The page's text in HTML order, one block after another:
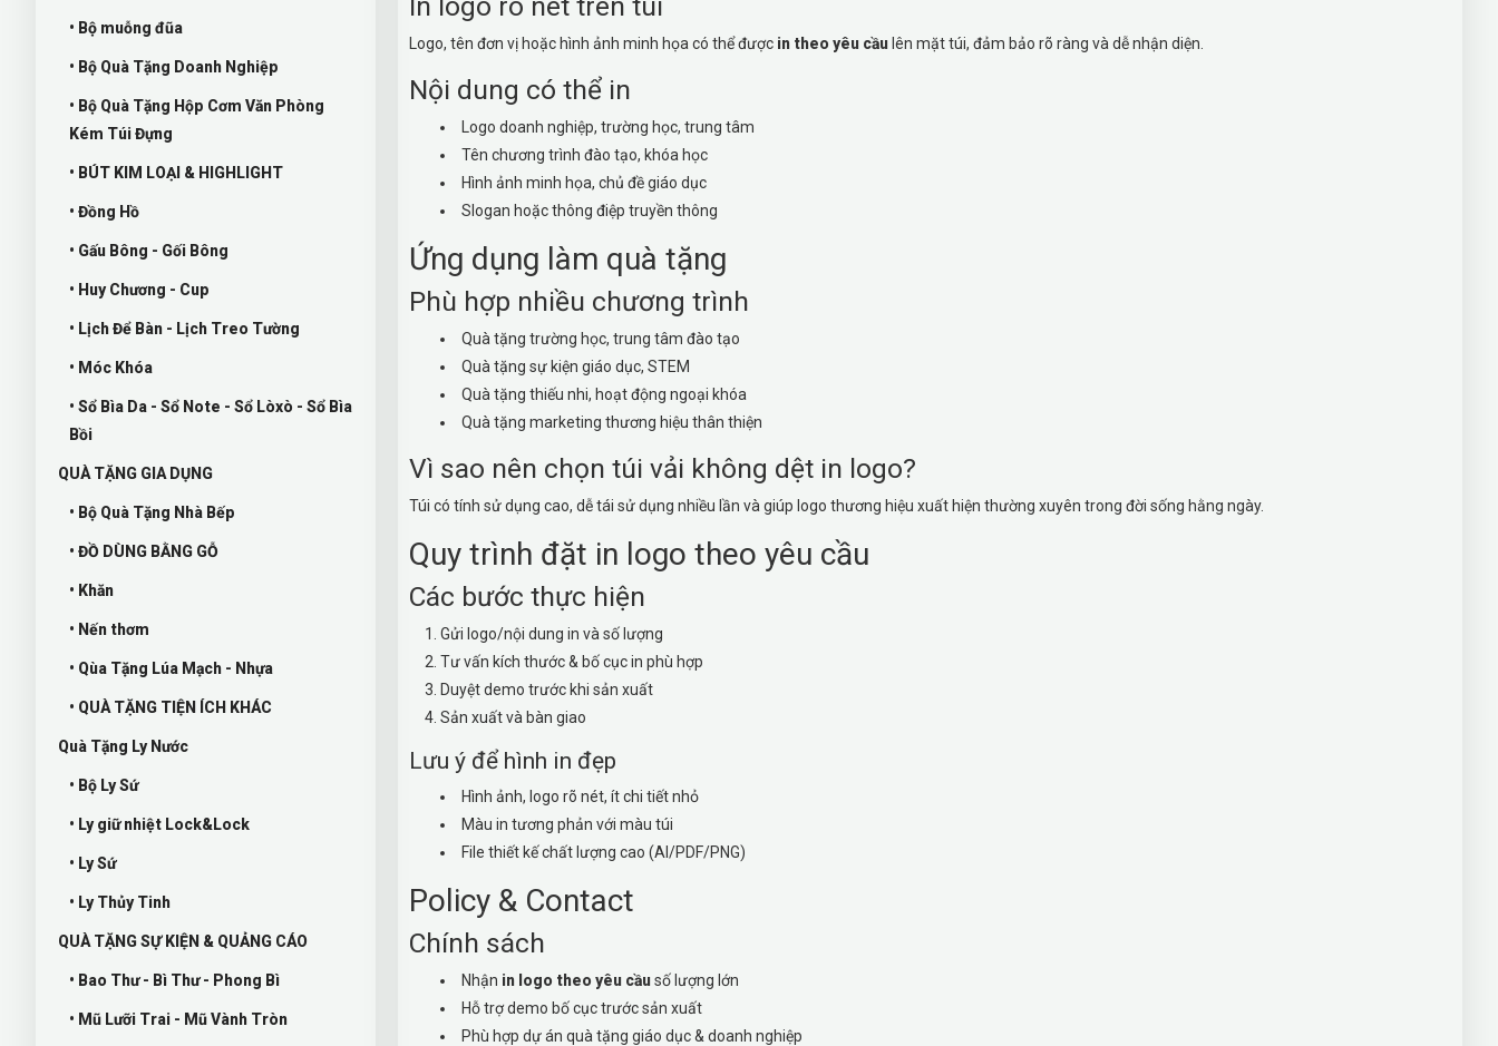
• Bộ muỗng đũa
• Bộ Quà Tặng Doanh Nghiệp
• Bộ Quà Tặng Hộp Cơm Văn Phòng
Kém Túi Đựng
• BÚT KIM LOẠI & HIGHLIGHT
• Đồng Hồ
• Gấu Bông - Gối Bông
• Huy Chương - Cup
• Lịch Để Bàn - Lịch Treo Tường
• Móc Khóa
• Sổ Bìa Da - Sổ Note - Sổ Lòxò - Sổ Bìa
Bồi
QUÀ TẶNG GIA DỤNG
• Bộ Quà Tặng Nhà Bếp
• ĐỒ DÙNG BẰNG GỖ
• Khăn
• Nến thơm
• Qùa Tặng Lúa Mạch - Nhựa
• QUÀ TẶNG TIỆN ÍCH KHÁC
Quà Tặng Ly Nước
• Bộ Ly Sứ
• Ly giữ nhiệt Lock&Lock
• Ly Sứ
• Ly Thủy Tinh
QUÀ TẶNG SỰ KIỆN & QUẢNG CÁO
• Bao Thư - Bì Thư - Phong Bì
• Mũ Lưỡi Trai - Mũ Vành Tròn
Logo, tên đơn vị hoặc hình ảnh minh họa có thể được in theo yêu cầu lên mặt túi, đảm bảo rõ ràng và dễ nhận diện.
Nội dung có thể in
Logo doanh nghiệp, trường học, trung tâm
Tên chương trình đào tạo, khóa học
Hình ảnh minh họa, chủ đề giáo dục
Slogan hoặc thông điệp truyền thông
Ứng dụng làm quà tặng
Phù hợp nhiều chương trình
Quà tặng trường học, trung tâm đào tạo
Quà tặng sự kiện giáo dục, STEM
Quà tặng thiếu nhi, hoạt động ngoại khóa
Quà tặng marketing thương hiệu thân thiện
Vì sao nên chọn túi vải không dệt in logo?
Túi có tính sử dụng cao, dễ tái sử dụng nhiều lần và giúp logo thương hiệu xuất hiện thường xuyên trong đời sống hằng ngày.
Quy trình đặt in logo theo yêu cầu
Các bước thực hiện
Gửi logo/nội dung in và số lượng
Tư vấn kích thước & bố cục in phù hợp
Duyệt demo trước khi sản xuất
Sản xuất và bàn giao
Lưu ý để hình in đẹp
Hình ảnh, logo rõ nét, ít chi tiết nhỏ
Màu in tương phản với màu túi
File thiết kế chất lượng cao (AI/PDF/PNG)
Policy & Contact
Chính sách
Nhận in logo theo yêu cầusố lượng lớn
Hỗ trợ demo bố cục trước sản xuất
Phù hợp dự án quà tặng giáo dục & doanh nghiệp